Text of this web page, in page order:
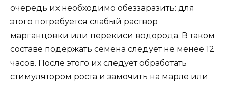
очередь их необходимо обеззаразить: для
этого потребуется слабый раствор
марганцовки или перекиси водорода. В таком
составе подержать семена следует не менее 12
часов. После этого их следует обработать
стимулятором роста и замочить на марле или